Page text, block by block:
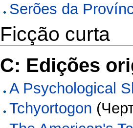
Serões da
Ficção curta
C: Edições
A Psychological
Tchyortogon